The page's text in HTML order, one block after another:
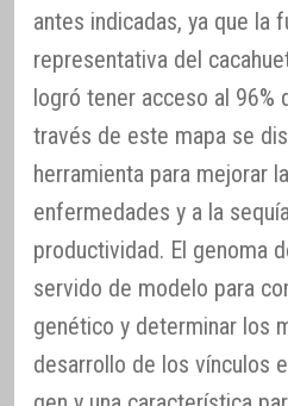
antes indicadas, ya que la
representativa del
logró tener acceso al 96%
través de este mapa se
herramienta para mejorar
enfermedades y a la
productividad. El genoma
servido de modelo para
genético y determinar los
desarrollo de los vínculos